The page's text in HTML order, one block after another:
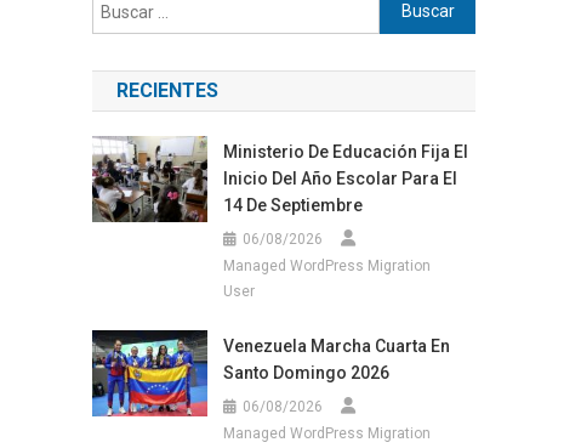
RECIENTES
Ministerio De Educación Fija El
Inicio Del Año Escolar Para El
14 De Septiembre
06/08/2026
Managed WordPress Migration
User
Venezuela Marcha Cuarta En
Santo Domingo 2026
06/08/2026
Managed WordPress Migration